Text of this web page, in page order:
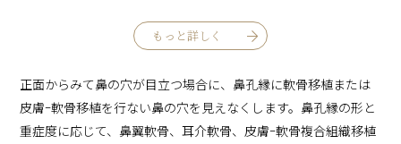
もっと詳しく
正面からみて鼻の穴が目立つ場合に、鼻孔縁に軟骨移植または
皮膚ｰ軟骨移植を行ない鼻の穴を見えなくします。鼻孔縁の形と
重症度に応じて、鼻翼軟骨、耳介軟骨、皮膚ｰ軟骨複合組織移植